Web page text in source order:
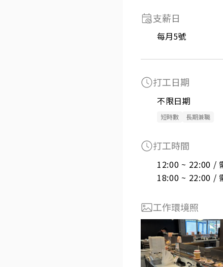
支薪日
每月5號
打工日期
不限日期
短時數 長期兼職
打工時間
12:00 ~ 22:00 /
18:00 ~ 22:00 /
工作環境照